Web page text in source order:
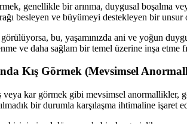
genellikle bir arınma, duygusal boşalma
besleyen ve büyümeyi destekleyen bir unsur
görülüyorsa, bu, yaşamınızda ani ve yoğun
ve daha sağlam bir temel üzerine inşa etme
Kış Görmek (Mevsimsel
veya kar görmek gibi mevsimsel anormallikler,
bir durumla karşılaşma ihtimaline işaret